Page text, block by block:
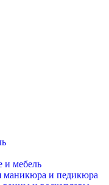
и мебель
маникюра и педикюра